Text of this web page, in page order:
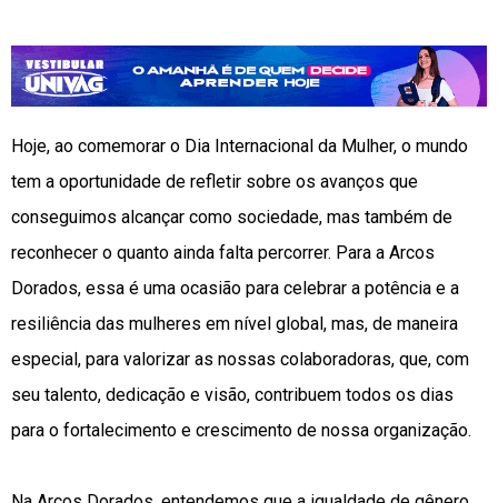
Hoje, ao comemorar o Dia Internacional da Mulher, o mundo
tem a oportunidade de refletir sobre os avanços que
conseguimos alcançar como sociedade, mas também de
reconhecer o quanto ainda falta percorrer. Para a Arcos
Dorados, essa é uma ocasião para celebrar a potência e a
resiliência das mulheres em nível global, mas, de maneira
especial, para valorizar as nossas colaboradoras, que, com
seu talento, dedicação e visão, contribuem todos os dias
para o fortalecimento e crescimento de nossa organização.